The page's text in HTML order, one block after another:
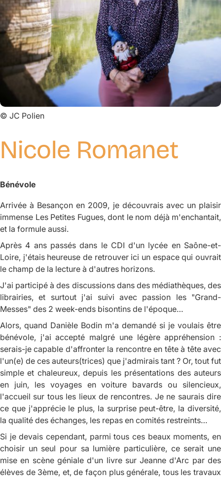
© JC Polien
Nicole Romanet
Bénévole
Arrivée à Besançon en 2009, je découvrais avec un plaisir
immense Les Petites Fugues, dont le nom déjà m'enchantait,
et la formule aussi.
Après 4 ans passés dans le CDI d'un lycée en Saône-et-
Loire, j'étais heureuse de retrouver ici un espace qui ouvrait
le champ de la lecture à d'autres horizons.
J'ai participé à des discussions dans des médiathèques, des
librairies, et surtout j'ai suivi avec passion les "Grand-
Messes" des 2 week-ends bisontins de l'époque…
Alors, quand Danièle Bodin m'a demandé si je voulais être
bénévole, j'ai accepté malgré une légère appréhension :
serais-je capable d'affronter la rencontre en tête à tête avec
l'un(e) de ces auteurs(trices) que j'admirais tant ? Or, tout fut
simple et chaleureux, depuis les présentations des auteurs
en juin, les voyages en voiture bavards ou silencieux,
l'accueil sur tous les lieux de rencontres. Je ne saurais dire
ce que j'apprécie le plus, la surprise peut-être, la diversité,
la qualité des échanges, les repas en comités restreints…
Si je devais cependant, parmi tous ces beaux moments, en
choisir un seul pour sa lumière particulière, ce serait une
mise en scène géniale d'un livre sur Jeanne d'Arc par des
élèves de 3ème, et, de façon plus générale, tous les travaux